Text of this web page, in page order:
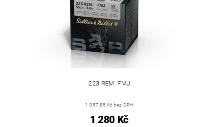
223 REM. FMJ
1 057,85 Kč bez DPH
1 280 Kč